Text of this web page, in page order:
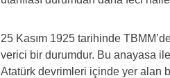
25 Kasım 1925 tarihinde
verici bir durumdur. Bu anayasa
Atatürk devrimleri içinde yer alan